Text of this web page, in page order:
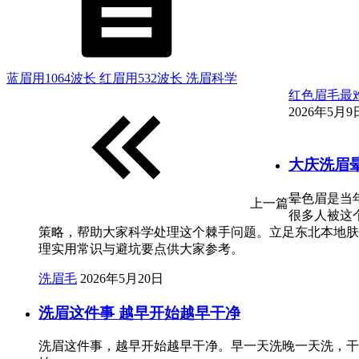
蓝眉用1064波长 红眉用532波长 洗眉科学
上一篇
红色眉毛最
2026年5月9
大庆洗眉
晕色眉是当
很多人被这
策略，帮助大家科学处理这个棘手问题。立足东北本地
理实用常识与避坑要点供大家参考。
洗眉毛 2026年5月20日
洗眉这件事 越早开始越早干净
洗眉这件事，越早开始越早干净。早一天洗晚一天洗，